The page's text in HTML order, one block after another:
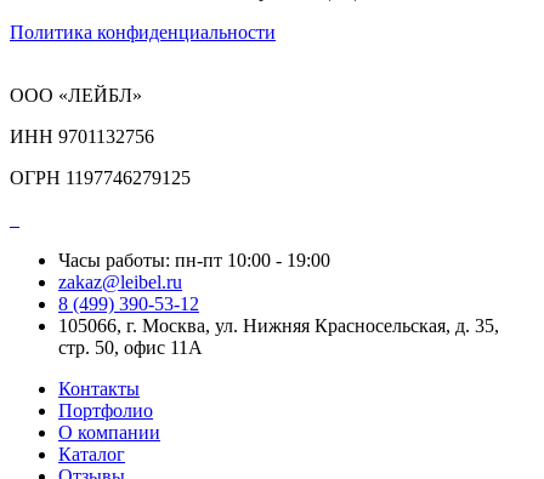
Политика конфиденциальности
ООО «ЛЕЙБЛ»
ИНН 9701132756
ОГРН 1197746279125
Часы работы: пн-пт 10:00 - 19:00
zakaz@leibel.ru
8 (499) 390-53-12
105066, г. Москва, ул. Нижняя Красносельская, д. 35,
стр. 50, офис 11А
Контакты
Портфолио
О компании
Каталог